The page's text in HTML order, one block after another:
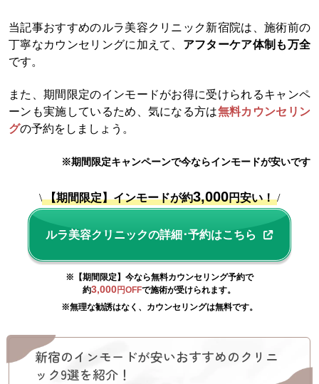
当記事おすすめのルラ美容クリニック新宿院は、施術前の
丁寧なカウンセリングに加えて、 アフターケア体制も万全
です。
また、期間限定のインモードがお得に受けられるキャンペ
ーンも実施しているため、気になる方は無料カウンセリン
グの予約をしましょう。
※期間限定キャンペーンで今ならインモードが安いです
\ 【期間限定】インモードが約3,000円安い！ /
ルラ美容クリニックの詳細･予約はこちら
※【期間限定】今なら無料カウンセリング予約で
約3,000円OFFで施術が受けられます。
※無理な勧誘はなく、カウンセリングは無料です。
新宿のインモードが安いおすすめのクリニ
ック9選を紹介！